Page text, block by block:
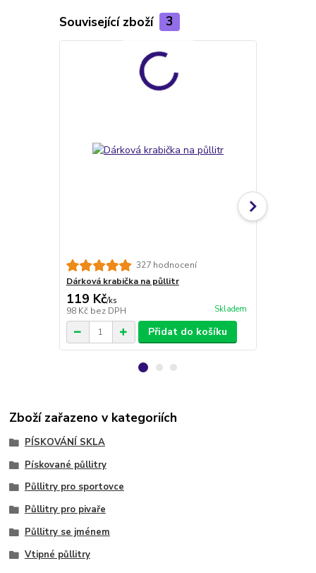
Související zboží 3
327 hodnocení
Dárková krabička na půllitr
119 Kč/ks
98 Kč bez DPH Skladem
Přidat do košíku
Zboží zařazeno v kategoriích
PÍSKOVÁNÍ SKLA
Pískované půllitry
Půllitry pro sportovce
Půllitry pro pivaře
Půllitry se jménem
Vtipné půllitry